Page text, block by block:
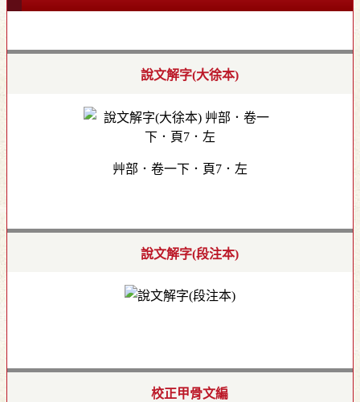
說文解字(大徐本)
艸部．卷一下．頁7．左
說文解字(段注本)
校正甲骨文編